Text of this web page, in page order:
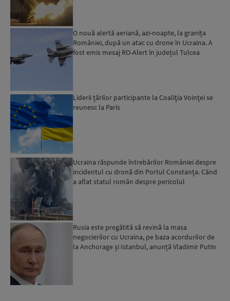
O nouă alertă aeriană, azi-noapte, la granița
României, după un atac cu drone în Ucraina. A
fost emis mesaj RO-Alert în județul Tulcea
Liderii ţărilor participante la Coaliţia Voinţei se
reunesc la Paris
Ucraina răspunde întrebărilor României despre
incidentul cu dronă din Portul Constanța. Când
a aflat statul român despre pericolul
Rusia este pregătită să revină la masa
negocierilor cu Ucraina, pe baza acordurilor de
la Anchorage și Istanbul, anunță Vladimir Putin